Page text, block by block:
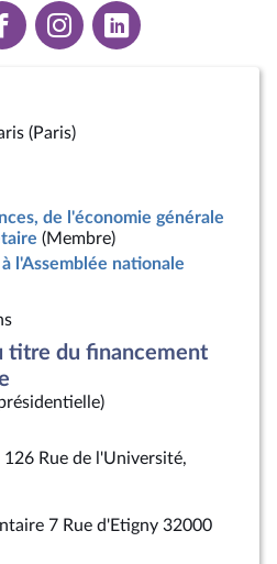
la
Voir
la
Voir
la
(Paris)
de l'économie générale
(Membre)
l'Assemblée nationale
titre du financement
Rue de l'Université,
7 Rue d'Etigny 32000